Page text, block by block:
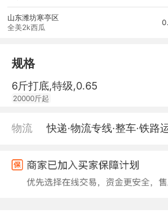
山东潍坊寒亭区
全美2k西瓜
规格
6斤打底,特级,0.65
20000斤起
物流